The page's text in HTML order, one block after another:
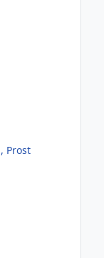
Prost